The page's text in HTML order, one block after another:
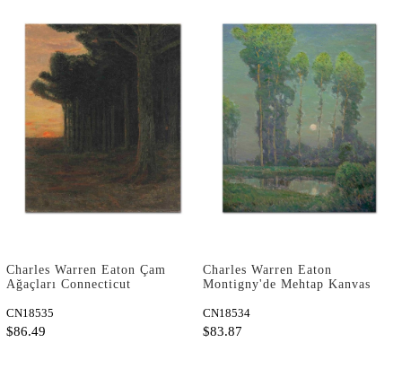
Charles Warren Eaton Çam
Ağaçları Connecticut
CN18535
$86.49
Charles Warren Eaton
Montigny'de Mehtap Kanvas
CN18534
$83.87